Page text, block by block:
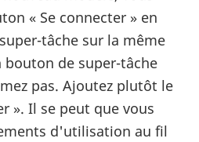
« Se connecter » en
tâche sur la même
bouton de super-tâche
pas. Ajoutez plutôt le
». Il se peut que vous
d'utilisation au fil